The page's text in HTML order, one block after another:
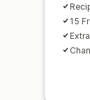
15